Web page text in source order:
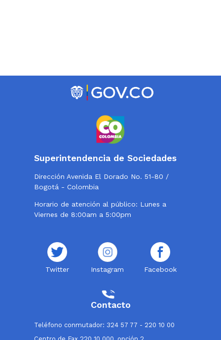
Superintendencia de Sociedades
Dirección Avenida El Dorado No. 51-80 /
Bogotá - Colombia
Horario de atención al público: Lunes a
Viernes de 8:00am a 5:00pm
Twitter Instagram Facebook
Contacto
Teléfono conmutador: 324 57 77 - 220 10 00